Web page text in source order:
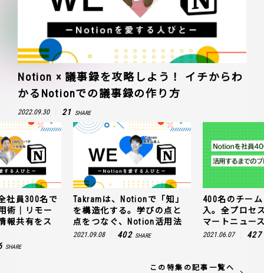
Notion × 議事録を攻略しよう！ イチからわ
かるNotionでの議事録の作り方
2022.09.30 21 SHARE
社員300名で
術｜リモー
報共有をス
SHARE
Takramは、Notionで「知」
を構造化する。学びの点と
点をつなぐ、Notion活用法
2021.09.08 402 SHARE
400名のチー
入。全プロセ
マートニュー
2021.06.07 427
この特集の記事一覧へ